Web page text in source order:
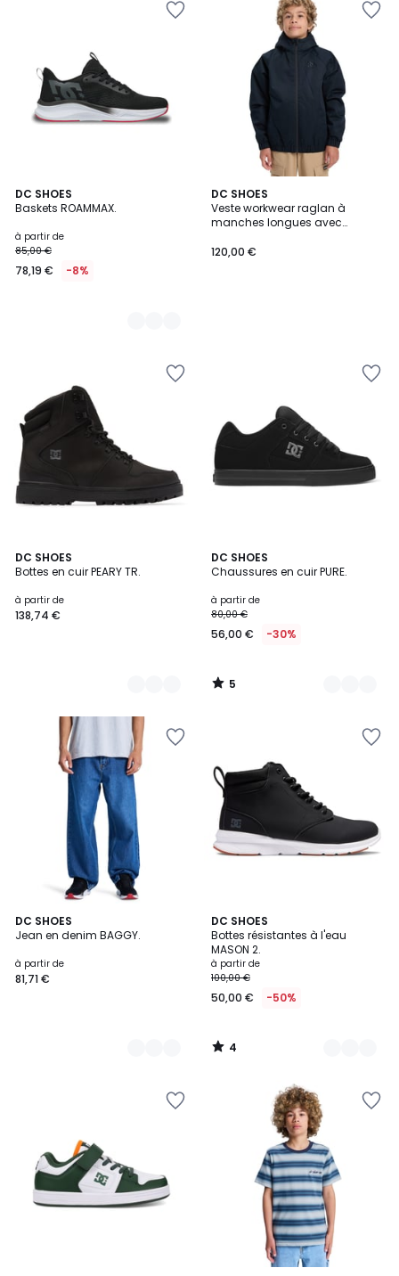
DC SHOES
Baskets ROAMMAX.
à partir de
85,00 €
78,19 € -8%
5
Couleurs
DC SHOES
Veste workwear raglan à
manches longues avec
120,00 €
DC SHOES
Bottes en cuir PEARY TR.
à partir de
138,74 €
4
Couleurs
DC SHOES
Chaussures en cuir PURE.
à partir de
80,00 €
56,00 € -30%
5
/
5
Couleurs
5
/
DC SHOES
Jean en denim BAGGY.
à partir de
81,71 €
3
Couleurs
DC SHOES
Bottes résistantes à l'eau
MASON 2.
à partir de
100,00 €
50,00 € -50%
4
/
5
7
Couleurs
4
/